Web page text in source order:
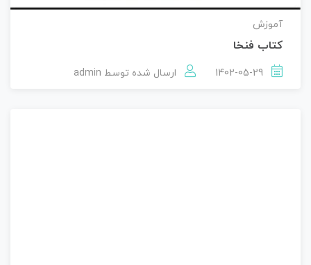
آموزش
کتاب فنخا
ارسال شده توسط admin